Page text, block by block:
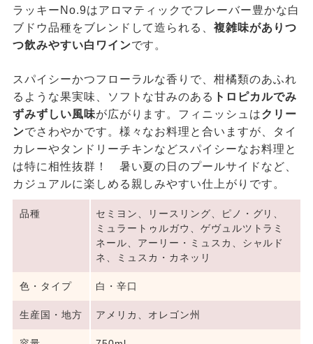
ラッキーNo.9はアロマティックでフレーバー豊かな白
ブドウ品種をブレンドして造られる、複雑味がありつ
つ飲みやすい白ワインです。
スパイシーかつフローラルな香りで、柑橘類のあふれ
るような果実味、ソフトな甘みのある トロピカルでみ
ずみずしい風味が広がります。フィニッシュはクリー
ンでさわやかです。様々なお料理と合いますが、タイ
カレーやタンドリーチキンなどスパイシーなお料理と
は特に相性抜群！ 暑い夏の日のプールサイドなど、
カジュアルに楽しめる親しみやすい仕上がりです。
品種
セミヨン、リースリング、ピノ・グリ、
ミュラートゥルガウ、ゲヴュルツトラミ
ネール、アーリー・ミュスカ、シャルド
ネ、ミュスカ・カネッリ
色・タイプ 白・辛口
生産国・地方 アメリカ、オレゴン州